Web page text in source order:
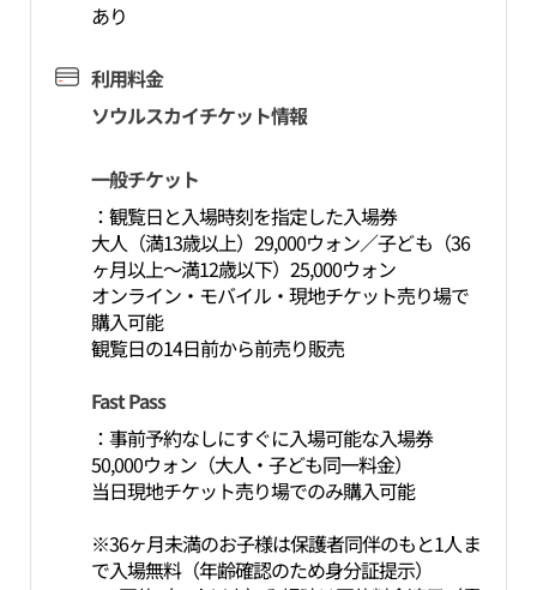
あり
利用料金
ソウルスカイチケット情報
一般チケット
：観覧日と入場時刻を指定した入場券
大人（満13歳以上）29,000ウォン／子ども（36
ヶ月以上～満12歳以下）25,000ウォン
オンライン・モバイル・現地チケット売り場で
購入可能
観覧日の14日前から前売り販売
Fast Pass
：事前予約なしにすぐに入場可能な入場券
50,000ウォン（大人・子ども同一料金）
当日現地チケット売り場でのみ購入可能
※36ヶ月未満のお子様は保護者同伴のもと1人ま
で入場無料（年齢確認のため身分証提示）